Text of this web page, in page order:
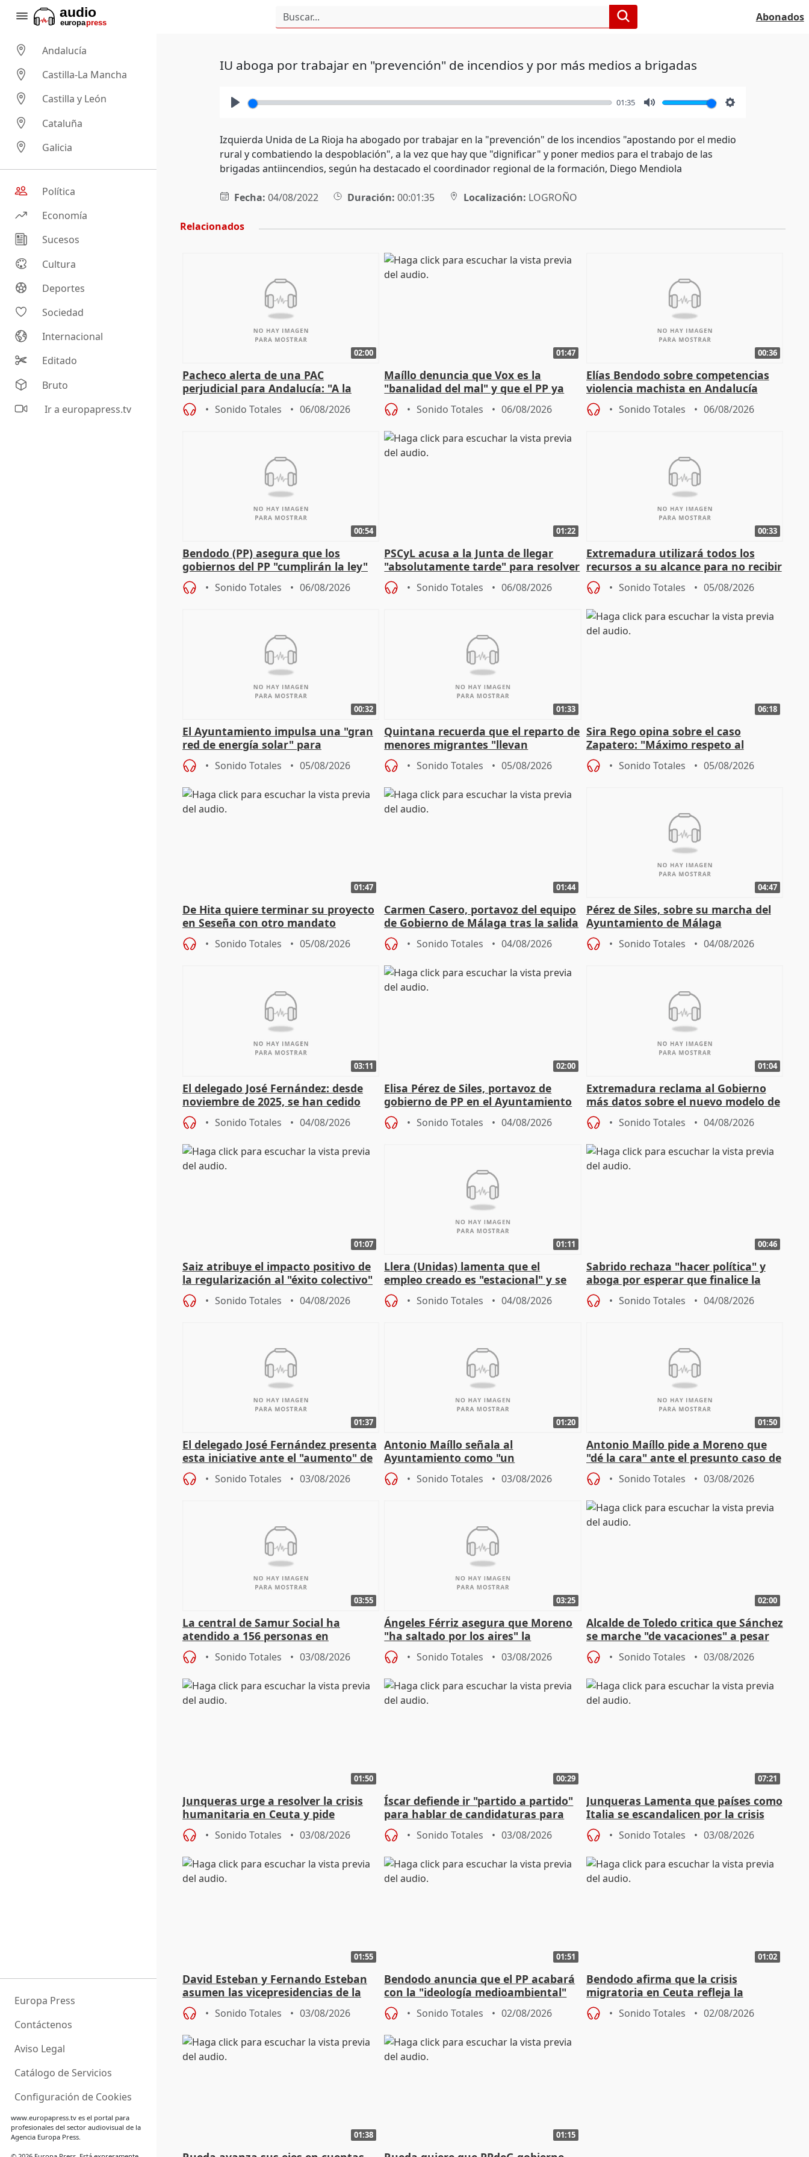
Abonados
Andalucía
Castilla-La Mancha
Castilla y León
Cataluña
Galicia
Política
Economía
Sucesos
Cultura
Deportes
Sociedad
Internacional
Editado
Bruto
Ir a europapress.tv
Europa Press
Contáctenos
Aviso Legal
Catálogo de Servicios
Configuración de Cookies
www.europapress.tves el portal para
profesionales del sector audiovisual de la
Agencia Europa Press.
IU aboga por trabajar en "prevención" de incendios y por más medios a brigadas
01:35
Izquierda Unida de La Rioja ha abogado por trabajar en la "prevención" de los incendios "apostando por el medio
rural y combatiendo la despoblación", a la vez que hay que "dignificar" y poner medios para el trabajo de las
brigadas antiincendios, según ha destacado el coordinador regional de la formación, Diego Mendiola
Fecha: 04/08/2022 Duración: 00:01:35 Localización: LOGROÑO
Relacionados
02:00
Pacheco alerta de una PAC
perjudicial para Andalucía: "A la
agricultura hay que protegerla"
Sonido Totales 06/08/2026
01:47
Maíllo denuncia que Vox es la
"banalidad del mal" y que el PP ya
asume todas sus tesis
Sonido Totales 06/08/2026
00:36
Elías Bendodo sobre competencias
violencia machista en Andalucía
Sonido Totales 06/08/2026
00:54
Bendodo (PP) asegura que los
gobiernos del PP "cumplirán la ley"
sobre los menores migrantes
Sonido Totales 06/08/2026
01:22
PSCyL acusa a la Junta de llegar
"absolutamente tarde" para resolver
problemas como Newcastle
Sonido Totales 06/08/2026
00:33
Extremadura utilizará todos los
recursos a su alcance para no recibir
más menores migrantes
Sonido Totales 05/08/2026
00:32
El Ayuntamiento impulsa una "gran
red de energía solar" para
autoconsumo
Sonido Totales 05/08/2026
01:33
Quintana recuerda que el reparto de
menores migrantes "llevan
aportación del Gobierno" central
Sonido Totales 05/08/2026
06:18
Sira Rego opina sobre el caso
Zapatero: "Máximo respeto al
proceso judicial"
Sonido Totales 05/08/2026
01:47
De Hita quiere terminar su proyecto
en Seseña con otro mandato
Sonido Totales 05/08/2026
01:44
Carmen Casero, portavoz del equipo
de Gobierno de Málaga tras la salida
de Pérez de Siles
Sonido Totales 04/08/2026
04:47
Pérez de Siles, sobre su marcha del
Ayuntamiento de Málaga
Sonido Totales 04/08/2026
03:11
El delegado José Fernández: desde
noviembre de 2025, se han cedido
9.810 ayudas por nacimiento
Sonido Totales 04/08/2026
02:00
Elisa Pérez de Siles, portavoz de
gobierno de PP en el Ayuntamiento
de Málaga, deja la política
Sonido Totales 04/08/2026
01:04
Extremadura reclama al Gobierno
más datos sobre el nuevo modelo de
financiación
Sonido Totales 04/08/2026
01:07
Saiz atribuye el impacto positivo de
la regularización al "éxito colectivo"
del Gobierno
Sonido Totales 04/08/2026
01:11
Llera (Unidas) lamenta que el
empleo creado es "estacional" y se
"esfumará" al acabar el verano
Sonido Totales 04/08/2026
00:46
Sabrido rechaza "hacer política" y
aboga por esperar que finalice la
investigación del incendio
Sonido Totales 04/08/2026
01:37
El delegado José Fernández presenta
esta iniciative ante el "aumento" de
personas sin hogar en Madri
Sonido Totales 03/08/2026
01:20
Antonio Maíllo señala al
Ayuntamiento como "un
especulador más" sobre viviendas de
Jiménez Becerril
Sonido Totales 03/08/2026
01:50
Antonio Maíllo pide a Moreno que
"dé la cara" ante el presunto caso de
acoso del CEO de ADM
Sonido Totales 03/08/2026
03:55
La central de Samur Social ha
atendido a 156 personas en
situación de calle durante Campaña
de CalorSonido Totales 03/08/2026
03:25
Ángeles Férriz asegura que Moreno
"ha saltado por los aires" la
negociación tras acuerdo con SMA
Sonido Totales 03/08/2026
02:00
Alcalde de Toledo critica que Sánchez
se marche "de vacaciones" a pesar
de la crisis migratoria
Sonido Totales 03/08/2026
01:50
Junqueras urge a resolver la crisis
humanitaria en Ceuta y pide
responsabilidad a la UE
Sonido Totales 03/08/2026
00:29
Íscar defiende ir "partido a partido"
para hablar de candidaturas para
2027
Sonido Totales 03/08/2026
07:21
Junqueras Lamenta que países como
Italia se escandalicen por la crisis
migratoria
Sonido Totales 03/08/2026
01:55
David Esteban y Fernando Esteban
asumen las vicepresidencias de la
Diputación de Valladolid
Sonido Totales 03/08/2026
01:51
Bendodo anuncia que el PP acabará
con la "ideología medioambiental"
para regenerar las playas
Sonido Totales 02/08/2026
01:02
Bendodo afirma que la crisis
migratoria en Ceuta refleja la
"extrema debilidad" del Gobierno
Sonido Totales 02/08/2026
01:38 01:15